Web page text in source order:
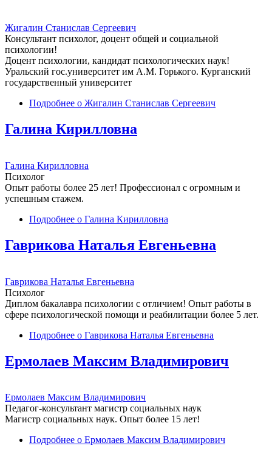
Жигалин Станислав Сергеевич
Консультант психолог, доцент общей и социальной
психологии!
Доцент психологии, кандидат психологических наук!
Уральский гос.университет им А.М. Горького. Курганский
государственный университет
Подробнее о Жигалин Станислав Сергеевич
Галина Кирилловна
Галина Кирилловна
Психолог
Опыт работы более 25 лет! Профессионал с огромным и
успешным стажем.
Подробнее о Галина Кирилловна
Гаврикова Наталья Евгеньевна
Гаврикова Наталья Евгеньевна
Психолог
Диплом бакалавра психологии с отличием! Опыт работы в
сфере психологической помощи и реабилитации более 5 лет.
Подробнее о Гаврикова Наталья Евгеньевна
Ермолаев Максим Владимирович
Ермолаев Максим Владимирович
Педагог-консультант магистр социальных наук
Магистр социальных наук. Опыт более 15 лет!
Подробнее о Ермолаев Максим Владимирович